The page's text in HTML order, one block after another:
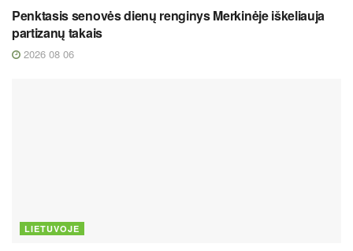
Penktasis senovės dienų renginys Merkinėje iškeliauja
partizanų takais
2026 08 06
LIETUVOJE